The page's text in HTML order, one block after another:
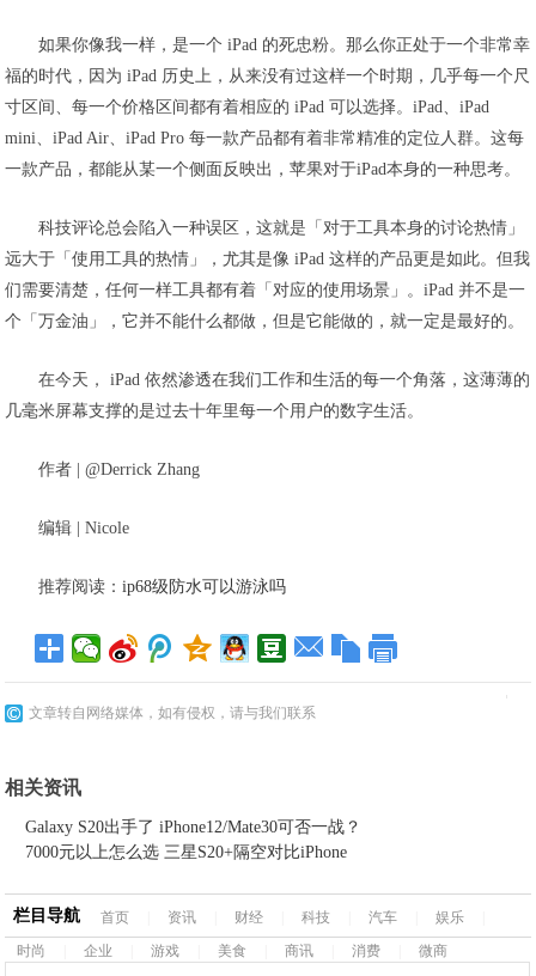
如果你像我一样，是一个 iPad 的死忠粉。那么你正处于一个非常幸
福的时代，因为 iPad 历史上，从来没有过这样一个时期，几乎每一个尺
寸区间、每一个价格区间都有着相应的 iPad 可以选择。iPad、iPad
mini、iPad Air、iPad Pro 每一款产品都有着非常精准的定位人群。这每
一款产品，都能从某一个侧面反映出，苹果对于iPad本身的一种思考。
科技评论总会陷入一种误区，这就是「对于工具本身的讨论热情」
远大于「使用工具的热情」，尤其是像 iPad 这样的产品更是如此。但我
们需要清楚，任何一样工具都有着「对应的使用场景」。iPad 并不是一
个「万金油」，它并不能什么都做，但是它能做的，就一定是最好的。
在今天， iPad 依然渗透在我们工作和生活的每一个角落，这薄薄的
几毫米屏幕支撑的是过去十年里每一个用户的数字生活。
作者 | @Derrick Zhang
编辑 | Nicole
推荐阅读：ip68级防水可以游泳吗
文章转自网络媒体，如有侵权，请与我们联系
相关资讯
Galaxy S20出手了 iPhone12/Mate30可否一战？
7000元以上怎么选 三星S20+隔空对比iPhone
栏目导航 首页 资讯 财经 科技 汽车 娱乐
时尚
企业 游戏 美食 商讯 消费 微商